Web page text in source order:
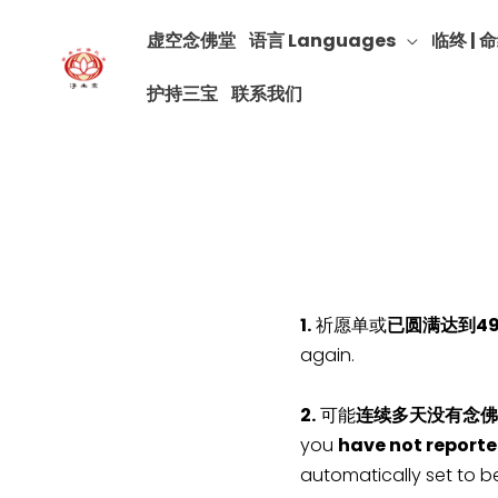
虚空念佛堂 语言 Languages 临终 |
护持三宝 联系我们
1.祈愿单或已圆满达到
again.
2.可能连续多天没有念
you have not
automatically set to